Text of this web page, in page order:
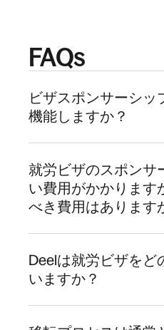
FAQs
ビザスポンサーシッ
機能しますか？
就労ビザのスポンサ
い費用がかかります
べき費用はあります
Deelは就労ビザをど
いますか？